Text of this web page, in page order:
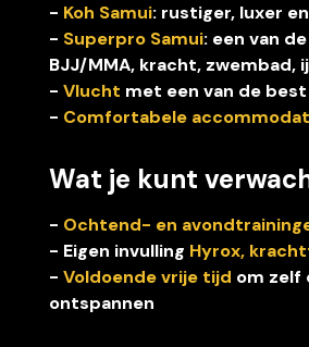
- Koh Samui: rustiger, luxer
- Superpro Samui: een van
BJJ/MMA, kracht, zwembad,
- Vlucht met een van de
- Comfortabele
Wat je kunt
- Ochtend- en
- Eigen invulling Hyrox,
- Voldoende vrije tijd om zelf
ontspannen